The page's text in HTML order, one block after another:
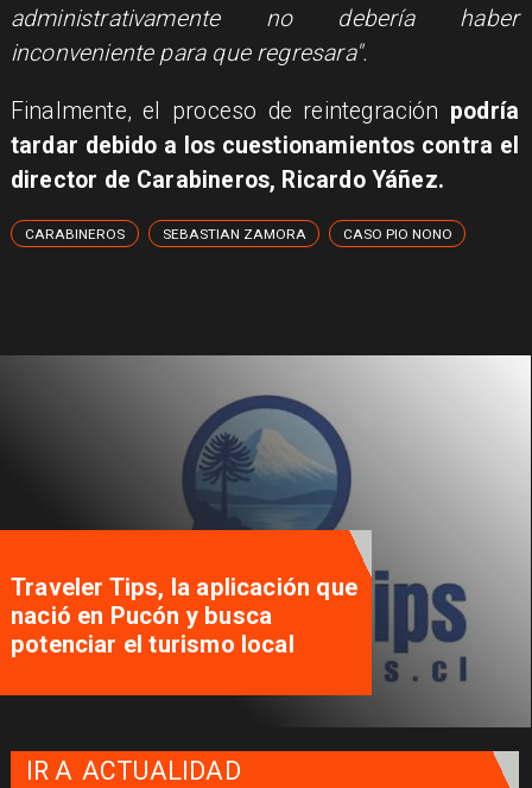
administrativamente no debería haber
inconveniente para que regresara".
Finalmente, el proceso de reintegración podría
tardar debido a los cuestionamientos contra el
director de Carabineros, Ricardo Yáñez.
CARABINEROS SEBASTIAN ZAMORA CASO PIO NONO
Traveler Tips, la aplicación que
nació en Pucón y busca
potenciar el turismo local
IR A ACTUALIDAD